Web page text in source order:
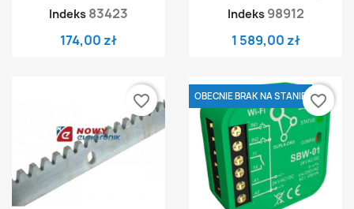
Indeks 83423
174,00 zł
Indeks 98912
1 589,00 zł
favorite_border OBECNIE BRAK NA STANIE favorite_border